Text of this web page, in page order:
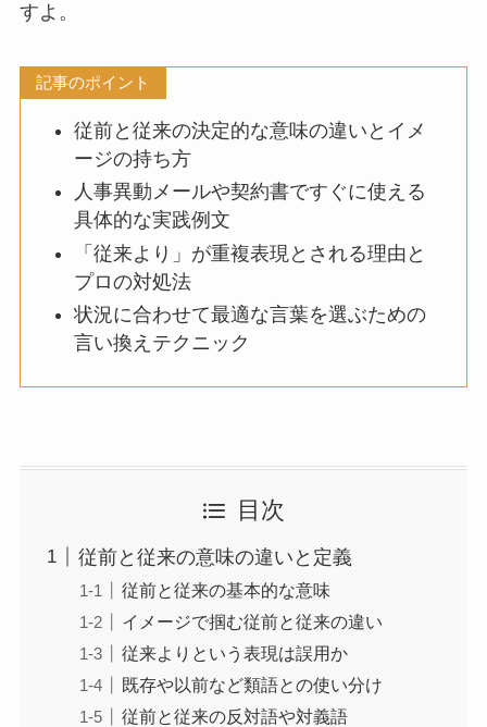
すよ。
記事のポイント
従前と従来の決定的な意味の違いとイメ
ージの持ち方
人事異動メールや契約書ですぐに使える
具体的な実践例文
「従来より」が重複表現とされる理由と
プロの対処法
状況に合わせて最適な言葉を選ぶための
言い換えテクニック
目次
従前と従来の意味の違いと定義
従前と従来の基本的な意味
イメージで掴む従前と従来の違い
従来よりという表現は誤用か
既存や以前など類語との使い分け
従前と従来の反対語や対義語